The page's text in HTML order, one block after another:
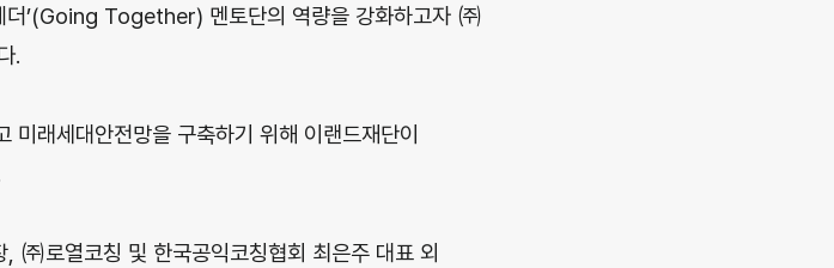
더’(Going Together) 멘토단의 역량을 강화하고자 ㈜
.
미래세대안전망을 구축하기 위해 이랜드재단이
㈜로열코칭 및 한국공익코칭협회 최은주 대표 외